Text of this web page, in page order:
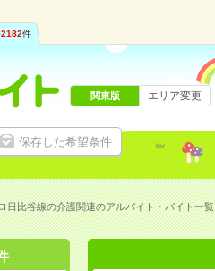
件
保存した希望条件
関東版 エリア変更
日比谷線の介護関連のアルバイト・バイト一覧